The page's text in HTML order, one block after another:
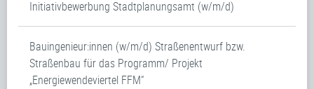
Initiativbewerbung Stadtplanungsamt (w/m/d)
Bauingenieur:innen (w/m/d) Straßenentwurf bzw.
Straßenbau für das Programm/ Projekt
„Energiewendeviertel FFM“